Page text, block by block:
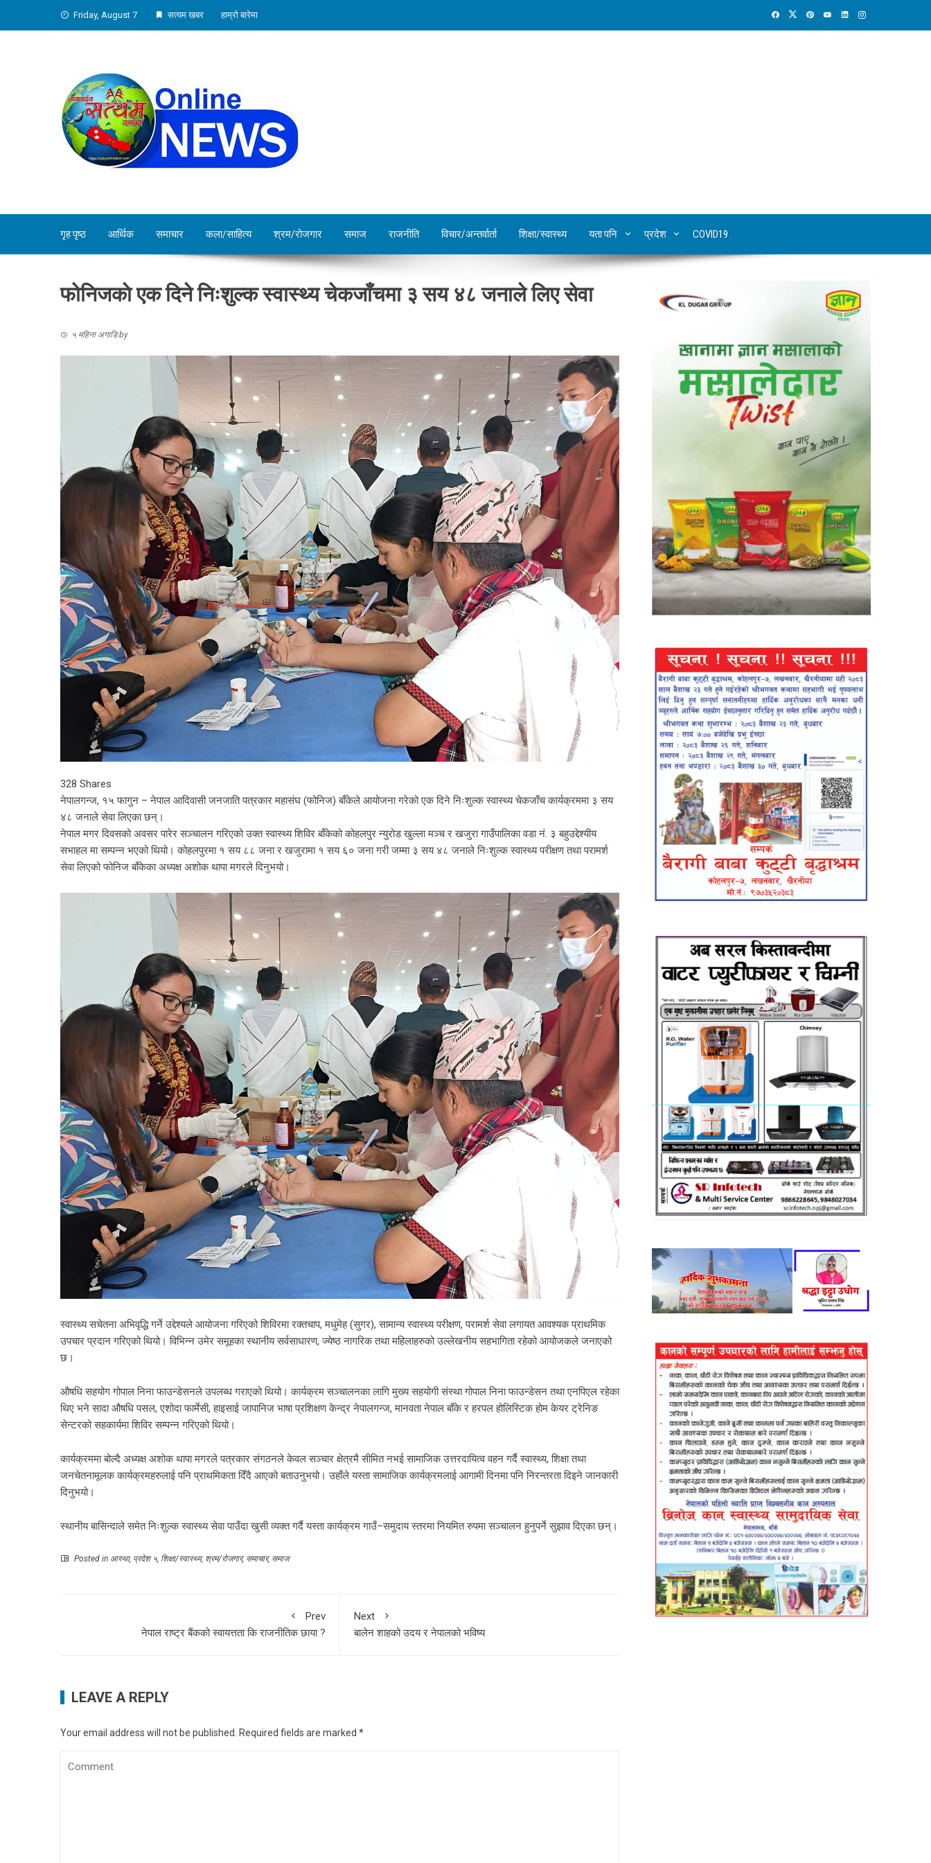
Friday, August 7 सत्यम खबर हाम्रो बारेमा
गृह पृष्ठ आर्थिक समाचार कला/साहित्य श्रम/रोजगार समाज राजनीति विचार/अन्तर्वार्ता शिक्षा/स्वास्थ्य यता पनि प्रदेश COVID19
फोनिजकाे एक दिने निःशुल्क स्वास्थ्य चेकजाँचमा ३ सय ४८ जनाले लिए सेवा
५ महिना अगाडिby
328 Shares
नेपालगन्ज, १५ फागुन – नेपाल आदिवासी जनजाति पत्रकार महासंघ (फोनिज) बाँकेले आयोजना गरेको एक दिने निःशुल्क स्वास्थ्य चेकजाँच कार्यक्रममा ३ सय
४८ जनाले सेवा लिएका छन्।
नेपाल मगर दिवसको अवसर पारेर सञ्चालन गरिएको उक्त स्वास्थ्य शिविर बाँकेको कोहलपुर न्युरोड खुल्ला मञ्च र खजुरा गाउँपालिका वडा नं. ३ बहुउद्देश्यीय
सभाहल मा सम्पन्न भएको थियो। कोहलपुरमा १ सय ८८ जना र खजुरामा १ सय ६० जना गरी जम्मा ३ सय ४८ जनाले निःशुल्क स्वास्थ्य परीक्षण तथा परामर्श
सेवा लिएको फोनिज बाँकेका अध्यक्ष अशोक थापा मगरले दिनुभयो।
स्वास्थ्य सचेतना अभिवृद्धि गर्ने उद्देश्यले आयोजना गरिएको शिविरमा रक्तचाप, मधुमेह (सुगर), सामान्य स्वास्थ्य परीक्षण, परामर्श सेवा लगायत आवश्यक प्राथमिक
उपचार प्रदान गरिएको थियो। विभिन्न उमेर समूहका स्थानीय सर्वसाधारण, ज्येष्ठ नागरिक तथा महिलाहरुको उल्लेखनीय सहभागिता रहेको आयोजकले जनाएको
छ।
औषधि सहयोग गोपाल निना फाउन्डेसनले उपलब्ध गराएको थियो। कार्यक्रम सञ्चालनका लागि मुख्य सहयोगी संस्था गोपाल निना फाउन्डेसन तथा एनपिएल रहेका
थिए भने सादा औषधि पसल, एशोदा फार्मेसी, हाइसाई जापानिज भाषा प्रशिक्षण केन्द्र नेपालगन्ज, मानवता नेपाल बाँके र हरपल होलिस्टिक होम केयर ट्रेनिङ
सेन्टरको सहकार्यमा शिविर सम्पन्न गरिएको थियो।
कार्यक्रममा बोल्दै अध्यक्ष अशोक थापा मगरले पत्रकार संगठनले केवल सञ्चार क्षेत्रमै सीमित नभई सामाजिक उत्तरदायित्व वहन गर्दै स्वास्थ्य, शिक्षा तथा
जनचेतनामूलक कार्यक्रमहरुलाई पनि प्राथमिकता दिँदै आएको बताउनुभयो। उहाँले यस्ता सामाजिक कार्यक्रमलाई आगामी दिनमा पनि निरन्तरता दिइने जानकारी
दिनुभयो।
स्थानीय बासिन्दाले समेत निःशुल्क स्वास्थ्य सेवा पाउँदा खुसी व्यक्त गर्दै यस्ता कार्यक्रम गाउँ–समुदाय स्तरमा नियमित रुपमा सञ्चालन हुनुपर्ने सुझाव दिएका छन्।
Posted in आस्था, प्रदेश ५, शिक्षा/स्वास्थ्य, श्रम/रोजगार, समाचार, समाज
Prev
नेपाल राष्ट्र बैंकको स्वायत्तता कि राजनीतिक छाया ?
Next
बालेन शाहको उदय र नेपालको भविष्य
LEAVE A REPLY
Your email address will not be published. Required fields are marked *